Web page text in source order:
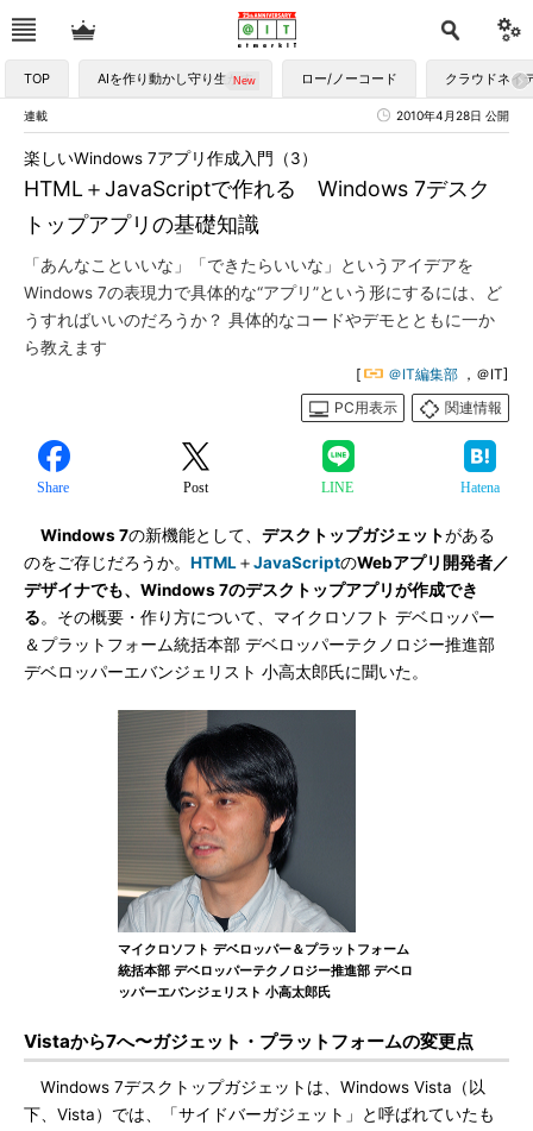
TOP AIを作り動かし守り生かす ロー/ノーコード クラウドネイ
連載 2010年4月28日 公開
HTML＋JavaScriptで作れる Windows 7デスク
トップアプリの基礎知識
楽しいWindows 7アプリ作成入門（3）
「あんなこといいな」「できたらいいな」というアイデアを
Windows 7の表現力で具体的な“アプリ”という形にするには、ど
うすればいいのだろうか？ 具体的なコードやデモとともに一か
ら教えます
[ ＠IT編集部 ，＠IT]
PC用表示
関連情報
Share Post LINE Hatena
Windows 7の新機能として、 デスクトップガジェットがある
のをご存じだろうか。 HTML＋JavaScriptのWebアプリ開発者／
デザイナでも、Windows 7のデスクトップアプリが作成でき
る。その概要・作り方について、マイクロソフト デベロッパー
＆プラットフォーム統括本部 デベロッパーテクノロジー推進部
デベロッパーエバンジェリスト 小高太郎氏に聞いた。
マイクロソフト デベロッパー＆プラットフォーム
統括本部 デベロッパーテクノロジー推進部 デベロ
ッパーエバンジェリスト 小高太郎氏
Vistaから7へ〜ガジェット・プラットフォームの変更点
Windows 7デスクトップガジェットは、Windows Vista（以
下、Vista）では、「サイドバーガジェット」と呼ばれていたも